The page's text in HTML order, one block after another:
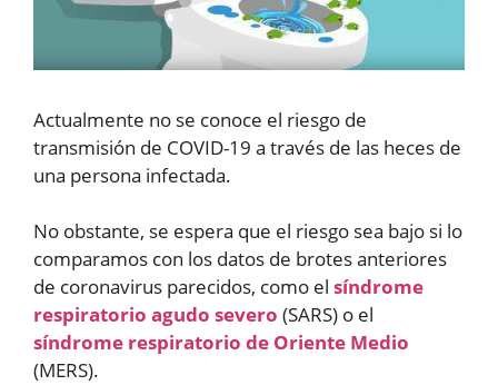
Actualmente no se conoce el riesgo de
transmisión de COVID-19 a través de las heces de
una persona infectada.
No obstante, se espera que el riesgo sea bajo si lo
comparamos con los datos de brotes anteriores
de coronavirus parecidos, como el síndrome
respiratorio agudo severo (SARS) o el
síndrome respiratorio de Oriente Medio
(MERS).